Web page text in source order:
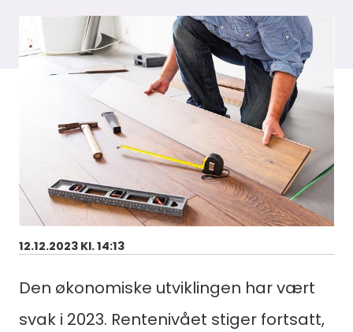
12.12.2023 Kl. 14:13
Den økonomiske utviklingen har vært
svak i 2023. Rentenivået stiger fortsatt,